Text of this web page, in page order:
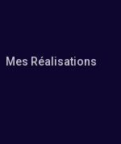
Mes Réalisations